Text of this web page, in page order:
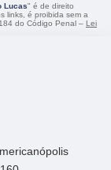
Lucas" é de direito
links, é proibida sem a
do Código Penal – Lei